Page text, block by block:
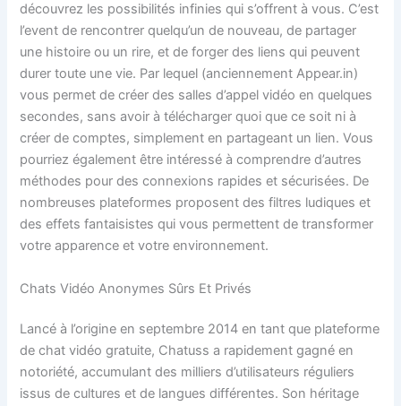
découvrez les possibilités infinies qui s’offrent à vous. C’est
l’event de rencontrer quelqu’un de nouveau, de partager
une histoire ou un rire, et de forger des liens qui peuvent
durer toute une vie. Par lequel (anciennement Appear.in)
vous permet de créer des salles d’appel vidéo en quelques
secondes, sans avoir à télécharger quoi que ce soit ni à
créer de comptes, simplement en partageant un lien. Vous
pourriez également être intéressé à comprendre d’autres
méthodes pour des connexions rapides et sécurisées. De
nombreuses plateformes proposent des filtres ludiques et
des effets fantaisistes qui vous permettent de transformer
votre apparence et votre environnement.
Chats Vidéo Anonymes Sûrs Et Privés
Lancé à l’origine en septembre 2014 en tant que plateforme
de chat vidéo gratuite, Chatuss a rapidement gagné en
notoriété, accumulant des milliers d’utilisateurs réguliers
issus de cultures et de langues différentes. Son héritage